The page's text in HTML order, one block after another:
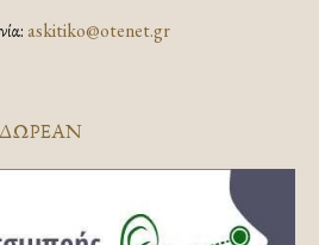
askitiko@otenet.gr
ΔΩΡΕΆΝ